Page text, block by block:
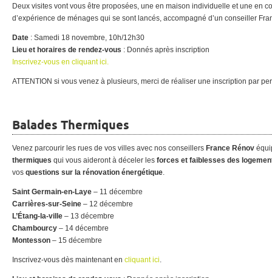
Deux visites vont vous être proposées, une en maison individuelle et une en
d’expérience de ménages qui se sont lancés, accompagné d’un conseiller
Date : Samedi 18 novembre, 10h/12h30
Lieu et horaires de rendez-vous : Donnés après inscription
Inscrivez-vous en cliquant ici.
ATTENTION si vous venez à plusieurs, merci de réaliser une inscription par
Balades Thermiques
Venez parcourir les rues de vos villes avec nos conseillers France Rénov
thermiques qui vous aideront à déceler les forces et faiblesses des
vos questions sur la rénovation énergétique.
Saint Germain-en-Laye – 11 décembre
Carrières-sur-Seine – 12 décembre
L’Étang-la-ville – 13 décembre
Chambourcy – 14 décembre
Montesson – 15 décembre
Inscrivez-vous dès maintenant en cliquant ici.